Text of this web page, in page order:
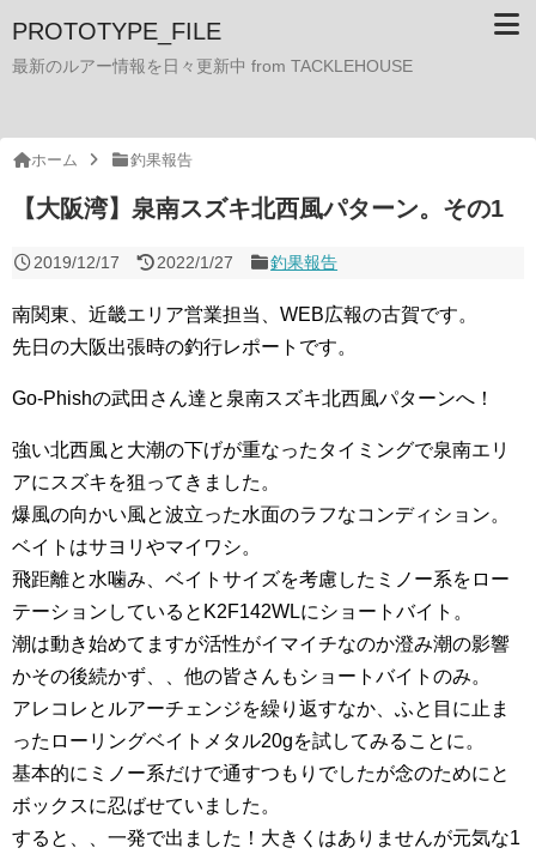
PROTOTYPE_FILE
最新のルアー情報を日々更新中 from TACKLEHOUSE
ホーム 釣果報告
【大阪湾】泉南スズキ北西風パターン。その1
2019/12/17 2022/1/27 釣果報告
南関東、近畿エリア営業担当、WEB広報の古賀です。
先日の大阪出張時の釣行レポートです。
Go-Phishの武田さん達と泉南スズキ北西風パターンへ！
強い北西風と大潮の下げが重なったタイミングで泉南エリ
アにスズキを狙ってきました。
爆風の向かい風と波立った水面のラフなコンディション。
ベイトはサヨリやマイワシ。
飛距離と水噛み、ベイトサイズを考慮したミノー系をロー
テーションしているとK2F142WLにショートバイト。
潮は動き始めてますが活性がイマイチなのか澄み潮の影響
かその後続かず、、他の皆さんもショートバイトのみ。
アレコレとルアーチェンジを繰り返すなか、ふと目に止ま
ったローリングベイトメタル20gを試してみることに。
基本的にミノー系だけで通すつもりでしたが念のためにと
ボックスに忍ばせていました。
すると、、一発で出ました！大きくはありませんが元気な1